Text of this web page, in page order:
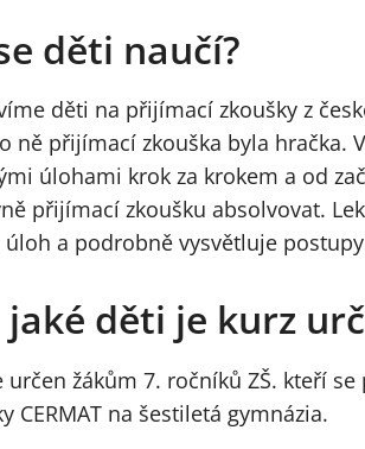
děti naučí?
děti na přijímací zkoušky z
ně přijímací zkouška byla hračka.
úlohami krok za krokem a od
přijímací zkoušku absolvovat.
a podrobně vysvětluje
jaké děti je kurz
určen žákům 7. ročníků ZŠ. kteří
CERMAT na šestiletá gymnázia.